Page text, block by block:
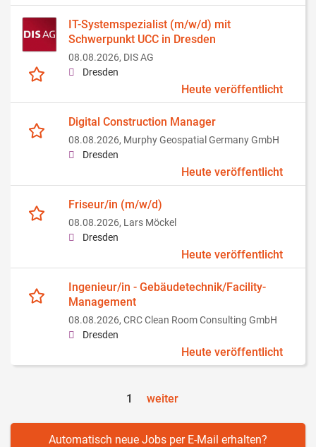
IT-Systemspezialist (m/w/d) mit
Schwerpunkt UCC in Dresden
08.08.2026, DIS AG
Dresden
Heute veröffentlicht
Digital Construction Manager
08.08.2026, Murphy Geospatial Germany GmbH
Dresden
Heute veröffentlicht
Friseur/in (m/w/d)
08.08.2026, Lars Möckel
Dresden
Heute veröffentlicht
Ingenieur/in - Gebäudetechnik/Facility-
Management
08.08.2026, CRC Clean Room Consulting GmbH
Dresden
Heute veröffentlicht
1 weiter
Automatisch neue Jobs per E-Mail erhalten?